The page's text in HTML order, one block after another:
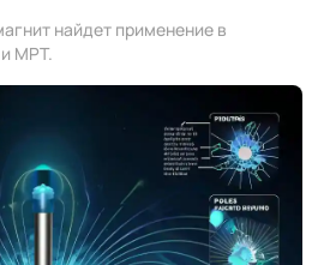
найдет применение в
МРТ.